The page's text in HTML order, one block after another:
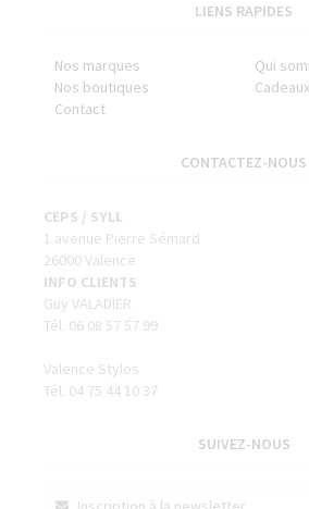
LIENS RAPIDES
Nos marques
Qui
Nos boutiques
Contact
CONTACTEZ-NOUS
CEPS / SYLL
1 avenue Pierre Sémard
26000 Valence
INFO CLIENTS
Guy VALADIER
Tél. 06 08 57 57 99
Valence Stylos
Tél. 04 75 44 10 37
SUIVEZ-NOUS